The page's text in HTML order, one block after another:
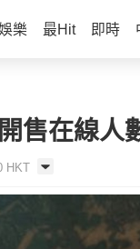
樂 最Hit 即時
售在線
HKT